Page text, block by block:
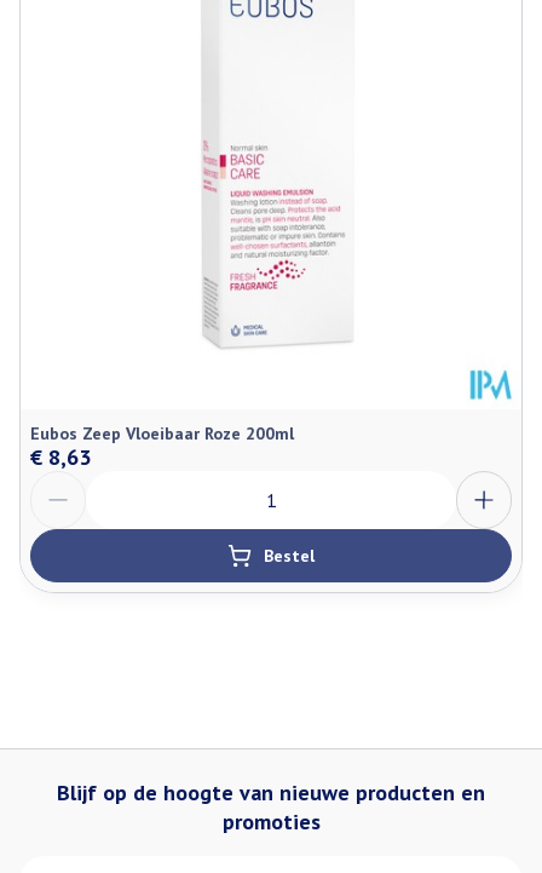
Kamertemperatuur (15°C - 25°C)
Eubos Zeep Vloeibaar Roze 200ml
€ 8,63
Bestel
Blijf op de hoogte van nieuwe producten en
promoties